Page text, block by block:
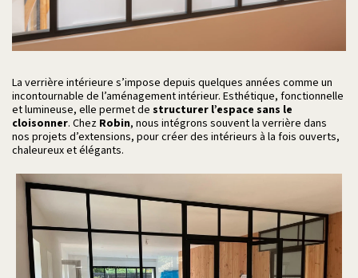
La verrière intérieure s’impose depuis quelques années comme un
incontournable de l’aménagement intérieur. Esthétique, fonctionnelle
et lumineuse, elle permet de structurer l’espace sans le
cloisonner. Chez Robin, nous intégrons souvent la verrière dans
nos projets d’extensions, pour créer des intérieurs à la fois ouverts,
chaleureux et élégants.